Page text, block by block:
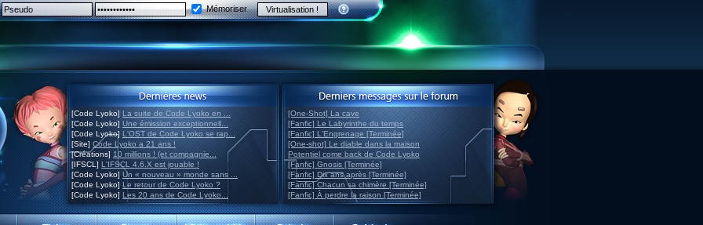
Mémoriser
[Code Lyoko] La suite de Code Lyoko en ...
[Code Lyoko] Une émission exceptionnell...
[Code Lyoko] L'OST de Code Lyoko se rap...
[Site] Code Lyoko a 21 ans !
[Créations] 10 millions ! (et compagnie...
[IFSCL] L'IFSCL 4.6.X est jouable !
[Code Lyoko] Un « nouveau » monde sans ...
[Code Lyoko] Le retour de Code Lyoko ?
[Code Lyoko] Les 20 ans de Code Lyoko...
[One-Shot] La cave
[Fanfic] Le Labyrinthe du temps
[Fanfic] L'Engrenage [Terminée]
[One-shot] Le diable dans la maison
Potentiel come back de Code Lyoko
[Fanfic] Gnosis [Terminée]
[Fanfic] Dix ans après [Terminée]
[Fanfic] Chacun sa chimère [Terminée]
[Fanfic] À perdre la raison [Terminée]